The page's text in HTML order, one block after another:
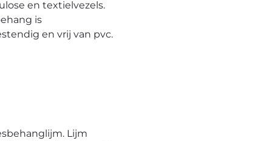
en textielvezels.
is
en vrij van pvc.
Lijm